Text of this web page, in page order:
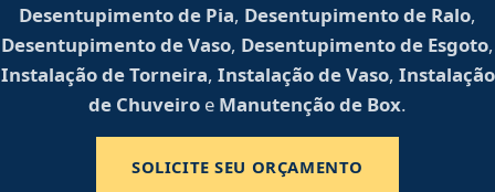
Desentupimento de Pia, Desentupimento de Ralo,
Desentupimento de Vaso, Desentupimento de Esgoto,
Instalação de Torneira, Instalação de Vaso, Instalação
de Chuveiro e Manutenção de Box.
SOLICITE SEU ORÇAMENTO